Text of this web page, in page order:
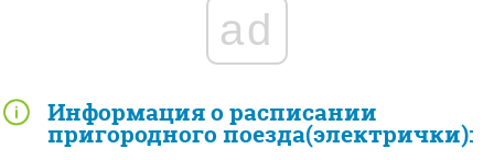
Информация о расписании
пригородного поезда(электрички):
ad